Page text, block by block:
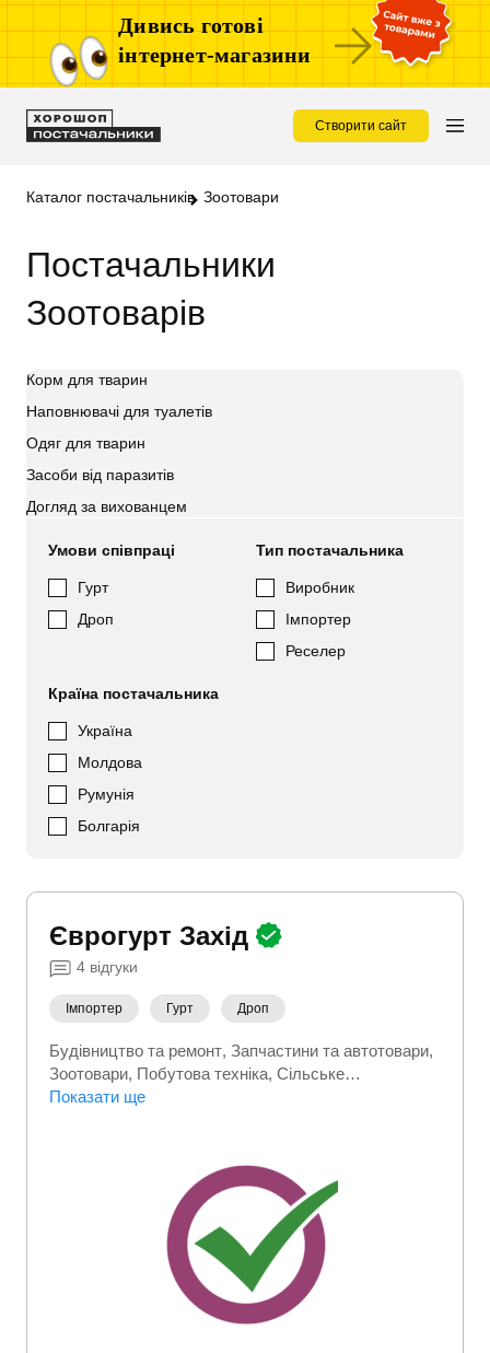
Дивись готові
інтернет-магазини
Створити сайт
Каталог постачальників Зоотовари
Постачальники
Зоотоварів
Корм для тварин
Наповнювачі для туалетів
Одяг для тварин
Засоби від паразитів
Догляд за вихованцем
Умови співпраці
Гурт
Дроп
Тип постачальника
Виробник
Імпортер
Реселер
Країна постачальника
Україна
Молдова
Румунія
Болгарія
Єврогурт Захід
4 відгуки
Імпортер Гурт Дроп
Будівництво та ремонт Запчастини та автотовари
Зоотовари Побутова техніка Сільське
господарство
Показати ще